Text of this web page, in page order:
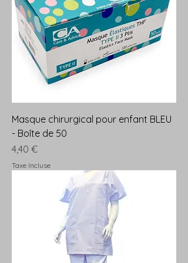
Masque chirurgical pour enfant BLEU
- Boîte de 50
Prix
4,40 €
Taxe Incluse